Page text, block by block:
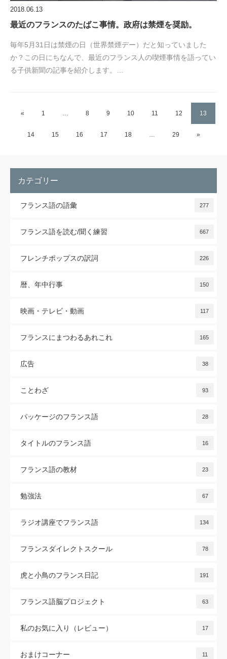
2018.06.13
最近のフランスのたばこ事情。政府は禁煙を奨励。
毎年5月31日は禁煙の日（世界禁煙デー）だと知っていました
か？この日にちなんで、最近のフランス人の喫煙事情を語ってい
る子供新聞の記事を紹介します。…
« 1 … 8 9 10 11 12 13
14 15 16 17 18 … 29 »
カテゴリー
フランス語の語彙 277
フランス語を読む/聞く練習 667
フレンチポップスの訳詞 226
暦、年中行事 150
映画・テレビ・動画 117
フランスにまつわるあれこれ 165
広告 38
ことわざ 93
パッケージのフランス語 28
タイトルのフランス語 16
フランス語の教材 23
勉強法 67
ラジオ講座でフランス語 134
フランスダイレクトスクール 78
虎と小鳥のフランス日記 191
フランス語脳プロジェクト 63
私のお気に入り（レビュー） 17
おまけコーナー 11